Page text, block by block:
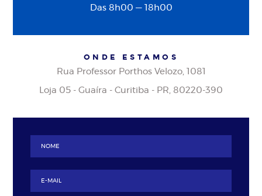
Das 8h00 — 18h00
ONDE ESTAMOS
Rua Professor Porthos Velozo, 1081
Loja 05 - Guaíra - Curitiba - PR, 80220-390